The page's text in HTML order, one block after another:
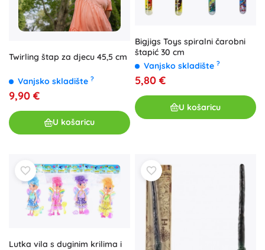
Twirling štap za djecu 45,5 cm
Vanjsko skladište ?
9,90 €
U košaricu
Bigjigs Toys spiralni čarobni
štapić 30 cm
Vanjsko skladište ?
5,80 €
U košaricu
Lutka vila s duginim krilima i